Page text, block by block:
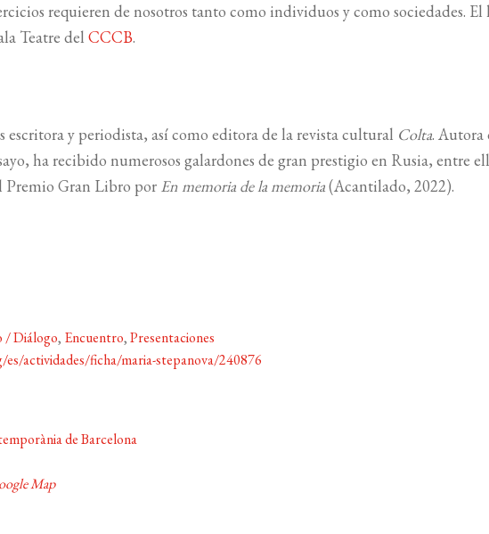
requieren de nosotros tanto como individuos y como sociedades. El
Teatre delCCCB.
escritora y periodista, así como editora de la revista cultural Colta. Autora
ha recibido numerosos galardones de gran prestigio en Rusia, entre
Premio Gran Libro por En memoria de la memoria(Acantilado, 2022).
/ Diálogo, Encuentro,Presentaciones
actividades/ficha/maria-stepanova/240876
de Barcelona
Map